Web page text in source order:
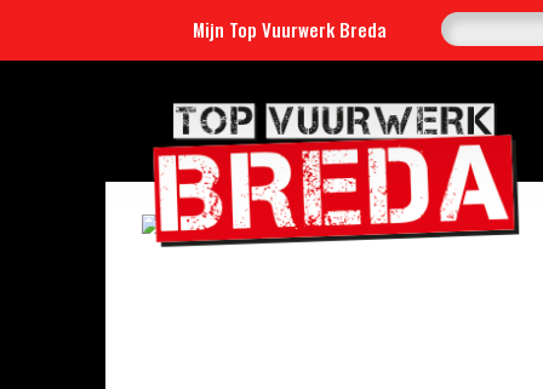
Mijn Top Vuurwerk Breda